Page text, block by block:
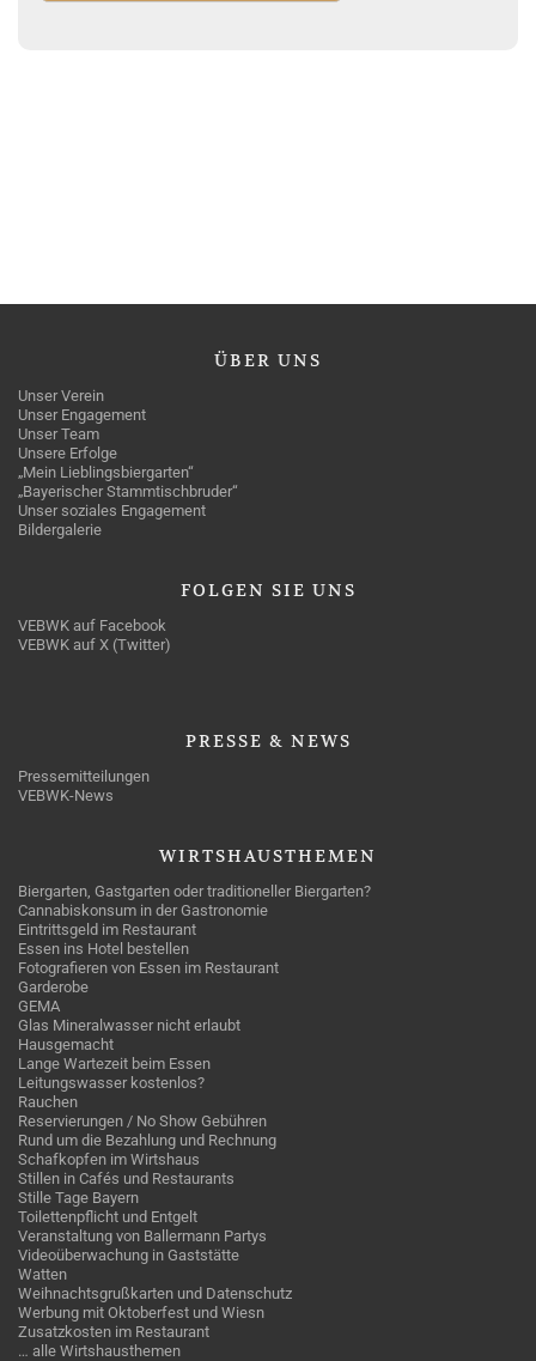
ÜBER UNS
Unser Verein
Unser Engagement
Unser Team
Unsere Erfolge
„Mein Lieblingsbiergarten“
„Bayerischer Stammtischbruder“
Unser soziales Engagement
Bildergalerie
FOLGEN SIE UNS
VEBWK auf Facebook
VEBWK auf X (Twitter)
PRESSE & NEWS
Pressemitteilungen
VEBWK-News
WIRTSHAUSTHEMEN
Biergarten, Gastgarten oder traditioneller Biergarten?
Cannabiskonsum in der Gastronomie
Eintrittsgeld im Restaurant
Essen ins Hotel bestellen
Fotografieren von Essen im Restaurant
Garderobe
GEMA
Glas Mineralwasser nicht erlaubt
Hausgemacht
Lange Wartezeit beim Essen
Leitungswasser kostenlos?
Rauchen
Reservierungen / No Show Gebühren
Rund um die Bezahlung und Rechnung
Schafkopfen im Wirtshaus
Stillen in Cafés und Restaurants
Stille Tage Bayern
Toilettenpflicht und Entgelt
Veranstaltung von Ballermann Partys
Videoüberwachung in Gaststätte
Watten
Weihnachtsgrußkarten und Datenschutz
Werbung mit Oktoberfest und Wiesn
Zusatzkosten im Restaurant
… alle Wirtshausthemen